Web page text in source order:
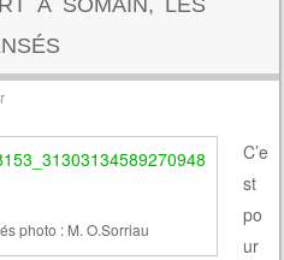
photo : M. O.Sorriau
C’e
st
po
ur